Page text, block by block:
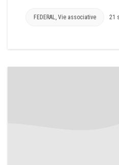
FEDERAL, Vie associative 21